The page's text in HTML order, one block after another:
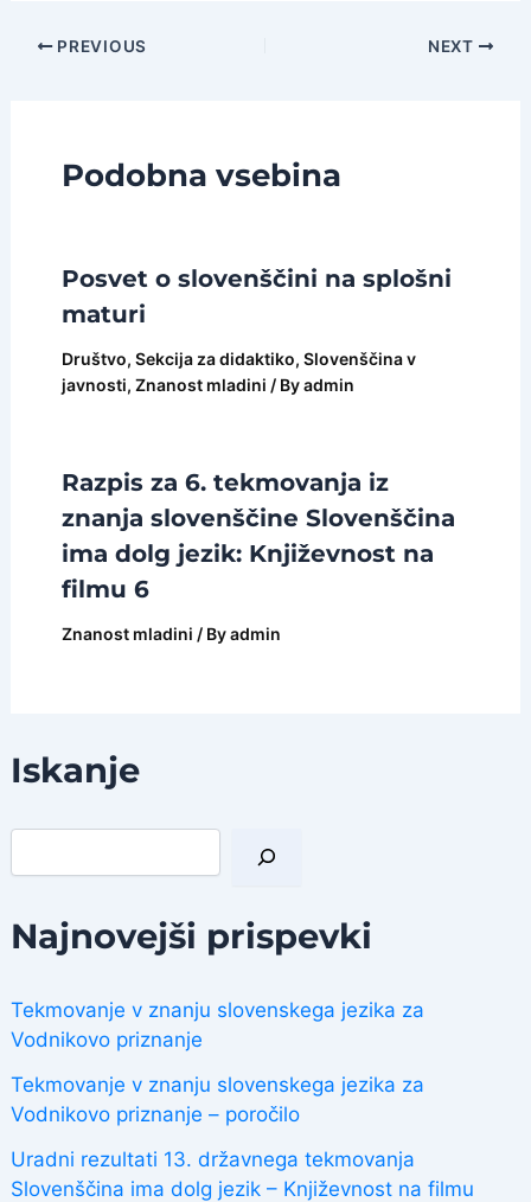
Iskanje
I
Najnovejši prispevki
Tekmovanje v znanju slovenskega jezika za
Vodnikovo priznanje
Tekmovanje v znanju slovenskega jezika za
Vodnikovo priznanje – poročilo
Uradni rezultati 13. državnega tekmovanja
Slovenščina ima dolg jezik – Književnost na filmu
PostPREVIOUS NEXT
Podobna vsebina
Posvet o slovenščini na splošni
maturi
Društvo, Sekcija za didaktiko, Slovenščina v
javnosti, Znanost mladini / Byadmin
Razpis za 6. tekmovanja iz
znanja slovenščine Slovenščina
ima dolg jezik: Književnost na
filmu 6
Znanost mladini / Byadmin